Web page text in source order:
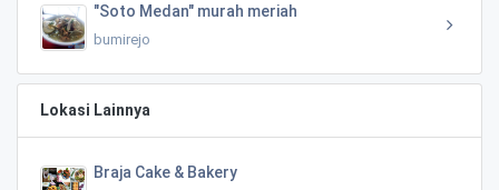
"Soto Medan" murah meriah
bumirejo
Lokasi Lainnya
Braja Cake & Bakery